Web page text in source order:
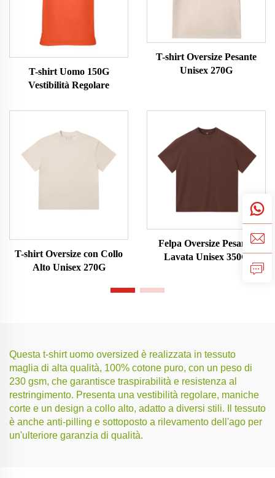
T-shirt Uomo 150G
Vestibilità Regolare
T-shirt Oversize Pesante
Unisex 270G
T-shirt Oversize con Collo
Alto Unisex 270G
Felpa Oversize Pesante
Lavata Unisex 350G
Questa t-shirt uomo oversized è realizzata in tessuto
maglia di alta qualità, 100% cotone puro, con un peso di
230 gsm, che garantisce traspirabilità e resistenza al
restringimento. Presenta una vestibilità regolare, maniche
corte e un design a collo alto, adatto a diversi stili. Il tessuto
è anche anti-pilling e sottoposto a rilevamento dell'ago per
un'ulteriore garanzia di qualità.